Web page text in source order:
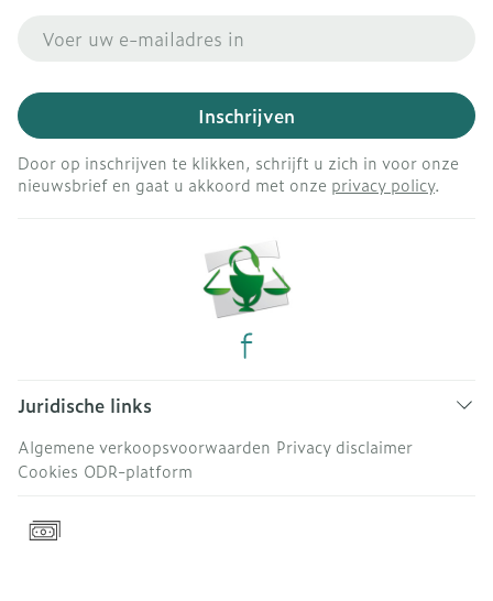
Inschrijven
Door op inschrijven te klikken, schrijft u zich in voor onze
nieuwsbrief en gaat u akkoord met onze privacy policy.
Juridische links
Algemene verkoopsvoorwaarden Privacy disclaimer
Cookies ODR-platform